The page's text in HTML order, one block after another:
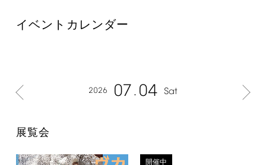
イベントカレンダー
2026 07 04 Sat
展覧会
開催中